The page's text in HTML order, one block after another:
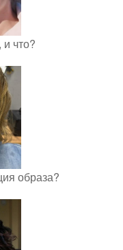
что?
образа?